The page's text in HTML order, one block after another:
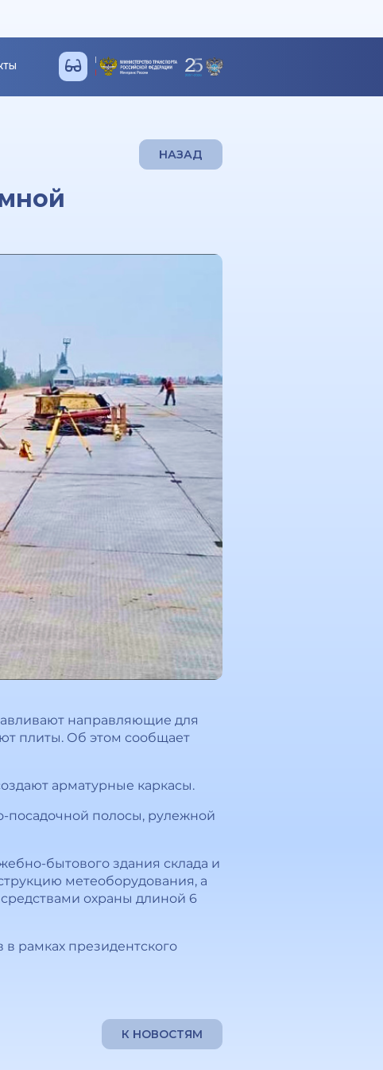
НАЗАД
направляющие для
плиты. Об этом сообщает
арматурные каркасы.
посадочной полосы, рулежной
бытового здания склада и
метеоборудования, а
охраны длиной 6
рамках президентского
К НОВОСТЯМ